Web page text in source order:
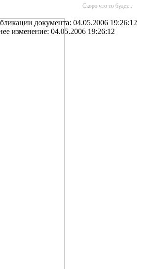
Скоро что то будет...
документа: 04.05.2006 19:26:12
изменение: 04.05.2006 19:26:12